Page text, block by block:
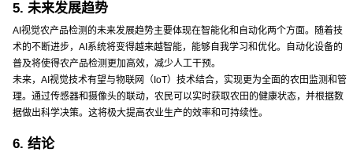
5. 未来发展趋势
AI视觉农产品检测的未来发展趋势主要体现在智能化和自动化两个方面。随着技
术的不断进步，AI系统将变得越来越智能，能够自我学习和优化。自动化设备的
普及将使得农产品检测更加高效，减少人工干预。
未来，AI视觉技术有望与物联网（IoT）技术结合，实现更为全面的农田监测和管
理。通过传感器和摄像头的联动，农民可以实时获取农田的健康状态，并根据数
据做出科学决策。这将极大提高农业生产的效率和可持续性。
6. 结论